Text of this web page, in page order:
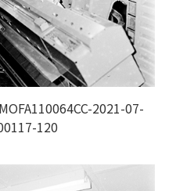
2021-07-
120